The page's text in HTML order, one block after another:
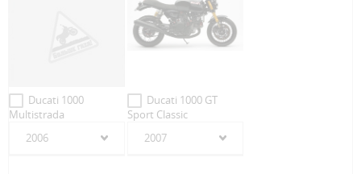
Ducati 1000
Multistrada
2006
Ducati 1000 GT
Sport Classic
2007